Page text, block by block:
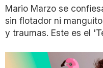
Mario Marzo se
sin flotador ni
y traumas. Este es el